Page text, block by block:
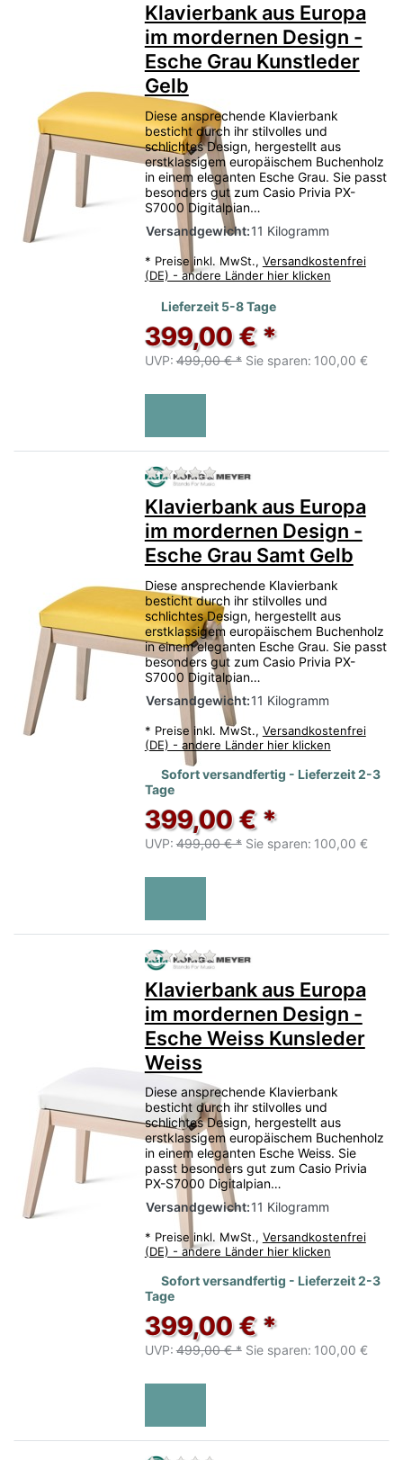
Klavierbank aus Europa
im mordernen Design -
Esche Grau Kunstleder
Gelb
Diese ansprechende Klavierbank
besticht durch ihr stilvolles und
schlichtes Design, hergestellt aus
erstklassigem europäischem Buchenholz
in einem eleganten Esche Grau. Sie passt
besonders gut zum Casio Privia PX-
S7000 Digitalpian…
Versandgewicht:11 Kilogramm
* Preise inkl. MwSt., Versandkostenfrei
(DE) - andere Länder hier klicken
Lieferzeit 5-8 Tage
399,00 € *
UVP: 499,00 € * Sie sparen: 100,00 €
Zu diesem Produkt liegen
Klavierbank aus Europa
im mordernen Design -
Esche Grau Samt Gelb
Diese ansprechende Klavierbank
besticht durch ihr stilvolles und
schlichtes Design, hergestellt aus
erstklassigem europäischem Buchenholz
in einem eleganten Esche Grau. Sie passt
besonders gut zum Casio Privia PX-
S7000 Digitalpian…
Versandgewicht:11 Kilogramm
* Preise inkl. MwSt., Versandkostenfrei
(DE) - andere Länder hier klicken
Sofort versandfertig - Lieferzeit 2-3
Tage
399,00 € *
UVP: 499,00 € * Sie sparen: 100,00 €
Zu diesem Produkt liegen
Klavierbank aus Europa
im mordernen Design -
Esche Weiss Kunsleder
Weiss
Diese ansprechende Klavierbank
besticht durch ihr stilvolles und
schlichtes Design, hergestellt aus
erstklassigem europäischem Buchenholz
in einem eleganten Esche Weiss. Sie
passt besonders gut zum Casio Privia
PX-S7000 Digitalpian…
Versandgewicht:11 Kilogramm
* Preise inkl. MwSt., Versandkostenfrei
(DE) - andere Länder hier klicken
Sofort versandfertig - Lieferzeit 2-3
Tage
399,00 € *
UVP: 499,00 € * Sie sparen: 100,00 €